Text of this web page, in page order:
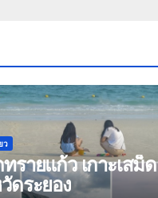
ว
รายแก้ว เกาะเสม็ด
ดระยอง